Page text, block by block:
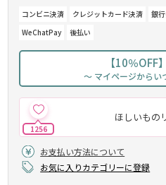
コンビニ決済 クレジットカード決済 銀
WeChatPay
後払い
【10％OFF
～ マイページからい
ほしいもの
1256
お支払い方法について
お気に入りカテゴリーに登録